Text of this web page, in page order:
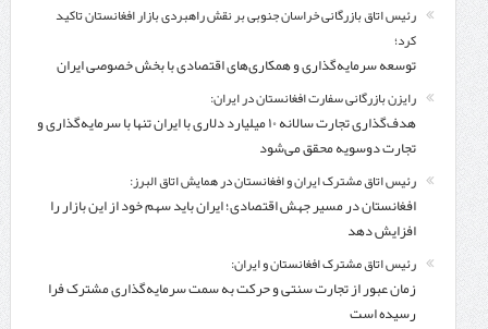
رئیس اتاق بازرگانی خراسان جنوبی بر نقش راهبردی بازار افغانستان تاکید
کرد؛
توسعه سرمایه‌گذاری و همکاری‌های اقتصادی با بخش خصوصی ایران
رایزن بازرگانی سفارت افغانستان در ایران:
هدف‌گذاری تجارت سالانه ۱۰ میلیارد دلاری با ایران تنها با سرمایه‌گذاری و
تجارت دوسویه محقق می‌شود
رئیس اتاق مشترک ایران و افغانستان در همایش اتاق البرز:
افغانستان در مسیر جهش اقتصادی؛ ایران باید سهم خود از این بازار را
افزایش دهد
رئیس اتاق مشترک افغانستان و ایران:
زمان عبور از تجارت سنتی و حرکت به سمت سرمایه‌گذاری مشترک فرا
رسیده است